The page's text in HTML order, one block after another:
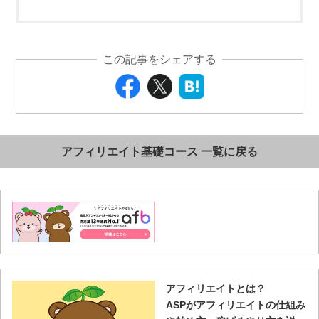
この記事をシェアする
アフィリエイト基礎コース 一覧に戻る
アフィリエイトとは？
ASPがアフィリエイトの仕組み